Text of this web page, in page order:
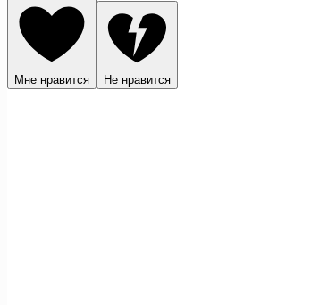
Мне нравится Не нравится